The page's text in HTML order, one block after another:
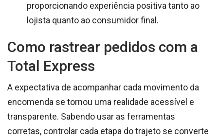
proporcionando experiência positiva tanto ao
lojista quanto ao consumidor final.
Como rastrear pedidos com a
Total Express
A expectativa de acompanhar cada movimento da
encomenda se tornou uma realidade acessível e
transparente. Sabendo usar as ferramentas
corretas, controlar cada etapa do trajeto se converte